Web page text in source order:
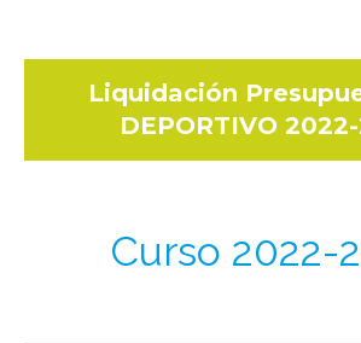
Liquidación
DEPORTIVO
Curso 2022-